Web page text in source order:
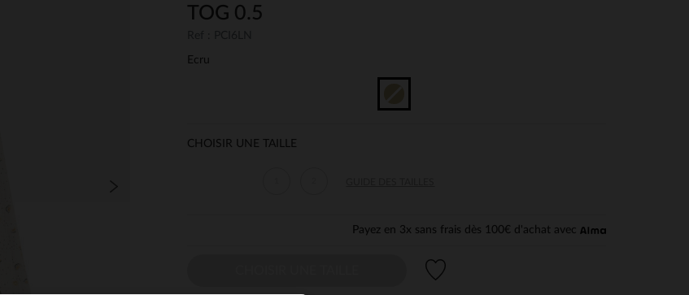
TOG 0.5
Ecru
CHOISIR UNE TAILLE
Payez en 3x sans frais dès 100€ d'achat avec